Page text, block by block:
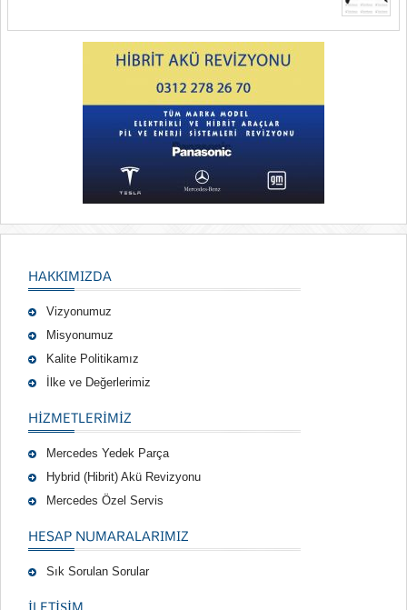
HAKKIMIZDA
Vizyonumuz
Misyonumuz
Kalite Politikamız
İlke ve Değerlerimiz
HIZMETLERIMIZ
Mercedes Yedek Parça
Hybrid (Hibrit) Akü Revizyonu
Mercedes Özel Servis
HESAP NUMARALARIMIZ
Sık Sorulan Sorular
İLETİŞİM